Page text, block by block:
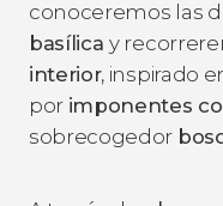
conoceremos las
basílicay
interior, inspirado
por imponentes
sobrecogedor